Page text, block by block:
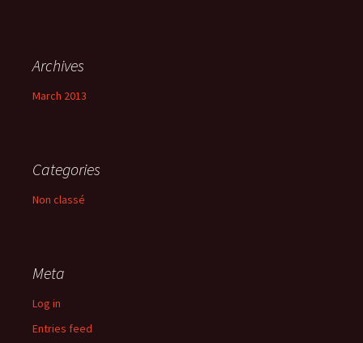
Archives
March 2013
Categories
Non classé
Meta
Log in
Entries feed